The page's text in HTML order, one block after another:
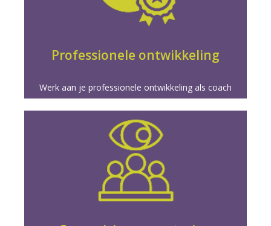
Professionele ontwikkeling
Werk aan je professionele ontwikkeling als coach
coachpraktijk en carrière.
vaardigheden voor meesterschap in coaching.
Meer info